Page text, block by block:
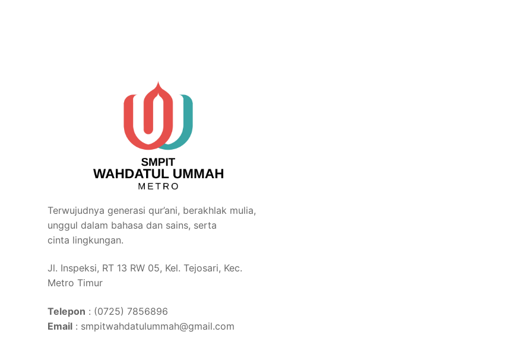
Terwujudnya generasi qur’ani, berakhlak mulia,
unggul dalam bahasa dan sains, serta
cinta lingkungan.
Jl. Inspeksi, RT 13 RW 05, Kel. Tejosari, Kec.
Metro Timur
Telepon : (0725) 7856896
Email : smpitwahdatulummah@gmail.com